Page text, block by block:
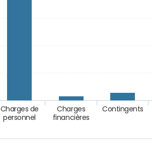
Charges de
personnel
Charges
financières
Contingents